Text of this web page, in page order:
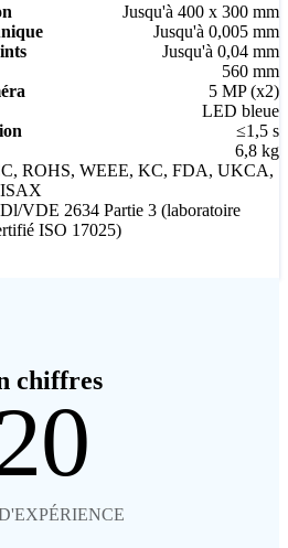
Jusqu'à 400 x 300 mm
Jusqu'à 0,005 mm
Jusqu'à 0,04 mm
560 mm
5 MP (x2)
LED bleue
≤1,5 s
6,8 kg
ROHS, WEEE, KC, FDA, UKCA,
VDE 2634 Partie 3 (laboratoire
ISO 17025)
chiffres